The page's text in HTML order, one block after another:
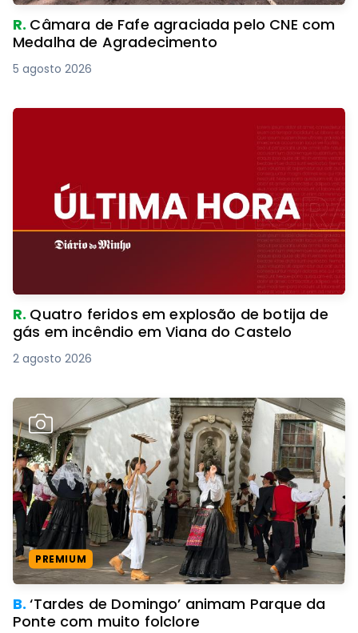
R. Câmara de Fafe agraciada pelo CNE com
Medalha de Agradecimento
5 agosto 2026
R. Quatro feridos em explosão de botija de
gás em incêndio em Viana do Castelo
2 agosto 2026
PREMIUM
B.‘Tardes de Domingo’ animam Parque da
Ponte com muito folclore